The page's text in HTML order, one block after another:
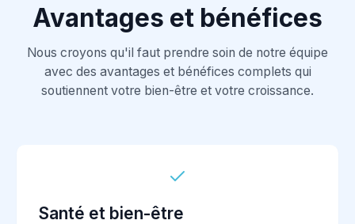
Avantages et bénéfices
Nous croyons qu'il faut prendre soin de notre équipe
avec des avantages et bénéfices complets qui
soutiennent votre bien-être et votre croissance.
Santé et bien-être